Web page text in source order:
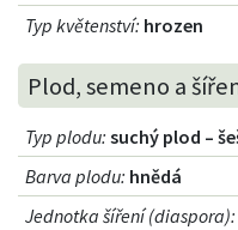
Typ květenství: hrozen
Plod, semeno a
Typ plodu: suchý plod –
Barva plodu: hnědá
Jednotka šíření (diaspora):